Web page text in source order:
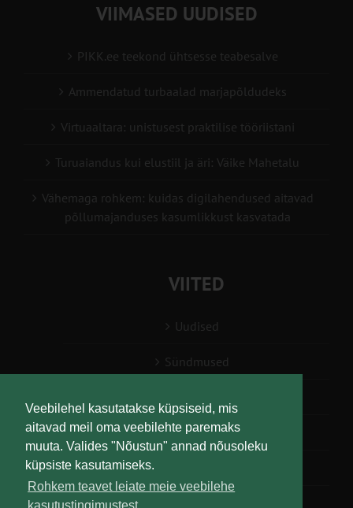
Veebilehel kasutatakse küpsiseid, mis
aitavad meil oma veebilehte paremaks
muuta. Valides "Nõustun" annad nõusoleku
küpsiste kasutamiseks.
Rohkem teavet leiate meie veebilehe
VIIMASED UUDISED
PIKK.ee teekond ühtsesse teabesalve
Ammendatud turbaalad marjapõldudeks
Virtuaaltara: unistusest praktilise tööriistani
Turuaiandus kui elustiil ja äri: Väike Mahetalu
Vähemaga rohkem: kuidas digilahendused aitavad
põllumajanduses kasumlikkust kasvatada
VIITED
Uudised
Sündmused
Teabesalv
Liitu uudiskirjaga